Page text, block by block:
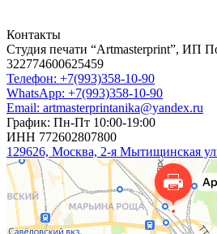
Контакты
Студия печати “Artmasterprint”, ИП
322774600625459
Телефон: +7(993)358-10-90
WhatsApp: +7(993)358-10-90
Email: artmasterprintanika@yandex.ru
График: Пн-Пт 10:00-19:00
ИНН 772602807800
129626, Москва, 2-я Мытищинская